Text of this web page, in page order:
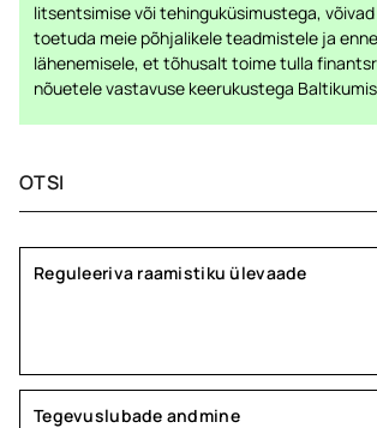
litsentsimise või tehinguküsimustega,
toetuda meie põhjalikele teadmistele ja
lähenemisele, et tõhusalt toime tulla
nõuetele vastavuse keerukustega
Reguleeriva raamistiku ülevaade
Tegevuslubade andmine